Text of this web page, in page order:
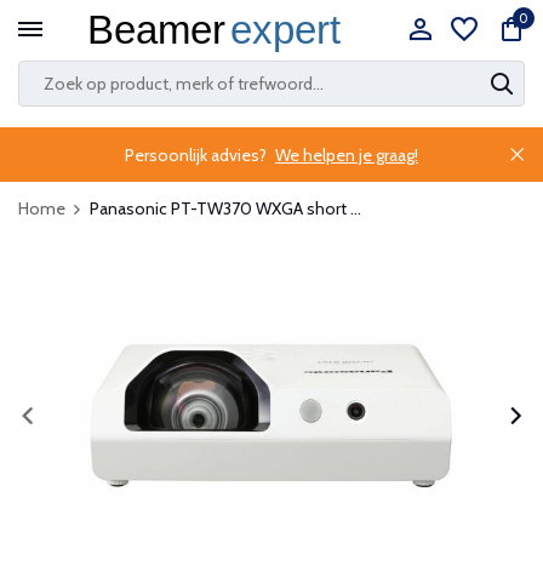
0
Persoonlijk advies? We helpen je graag!
Home Panasonic PT-TW370 WXGA short ...